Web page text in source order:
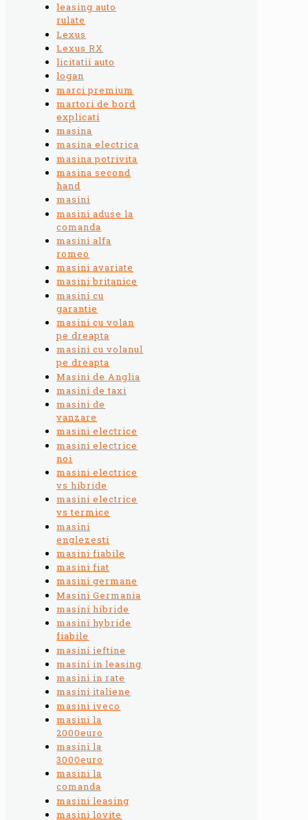
leasing auto
rulate
Lexus
Lexus RX
licitatii auto
logan
marci premium
martori de bord
explicati
masina
masina electrica
masina potrivita
masina second
hand
masini
masini aduse la
comanda
masini alfa
romeo
masini avariate
masini britanice
masini cu
garantie
masini cu volan
pe dreapta
masini cu volanul
pe dreapta
Masini de Anglia
masini de taxi
masini de
vanzare
masini electrice
masini electrice
noi
masini electrice
vs hibride
masini electrice
vs termice
masini
englezesti
masini fiabile
masini fiat
masini germane
Masini Germania
masini hibride
masini hybride
fiabile
masini ieftine
masini in leasing
masini in rate
masini italiene
masini iveco
masini la
2000euro
masini la
3000euro
masini la
comanda
masini leasing
masini lovite